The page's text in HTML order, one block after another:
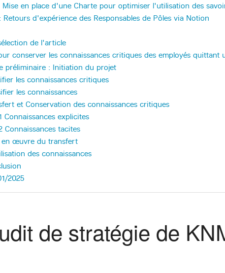
en place d'une Charte pour optimiser l'utilisation des
d'expérience des Responsables de Pôles via Notion
de l'article
conserver les connaissances critiques des employés quittant
préliminaire : Initiation du projet
les connaissances critiques
les connaissances
et Conservation des connaissances critiques
Connaissances explicites
Connaissances tacites
en œuvre du transfert
des connaissances
2025
de stratégie de